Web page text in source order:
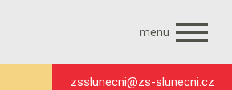
menu
zsslunecni@zs-slunecni.cz